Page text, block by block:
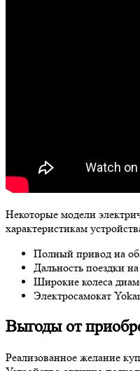
Некоторые модели
характеристикам
Полный привод на
Дальность поездки
Широкие колеса
Электросамокат
Выгоды от
Реализованное желание